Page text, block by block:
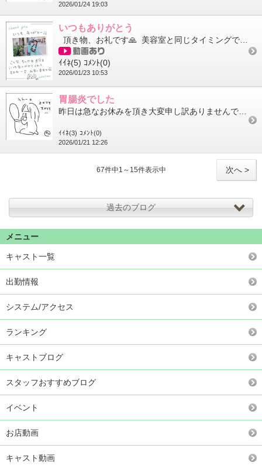
2026/01/24 19:03
いつもありがとう
ｲｲﾈ(5) ｺﾒﾝﾄ(0)
2026/01/23 10:53
胃腸炎でした
ｲｲﾈ(3) ｺﾒﾝﾄ(0)
2026/01/21 12:26
次へ >
67件中1～15件表示中
過去のブログ
メニュー
キャスト一覧
出勤情報
システム/アクセス
ランキング
キャストブログ
スタッフおすすめブログ
イベント
お店動画
キャスト動画